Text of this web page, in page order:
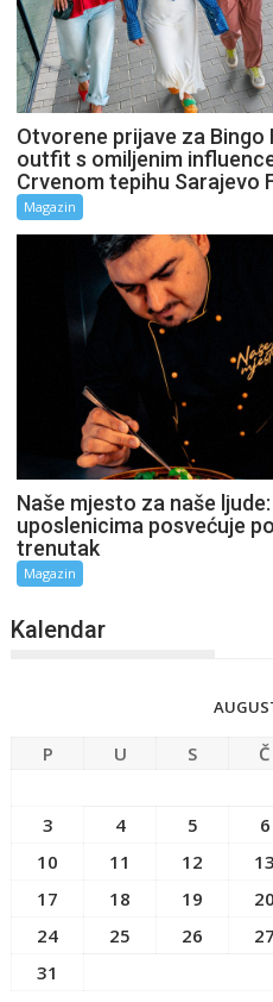
Otvorene prijave za Bingo
outfit s omiljenim
Crvenom tepihu Sarajevo
Magazin
Naše mjesto za naše
uposlenicima posvećuje
trenutak
Magazin
Kalendar
P U S Č
3
4 5 6
10
11 12 13
17
18 19 20
24
25 26 27
31